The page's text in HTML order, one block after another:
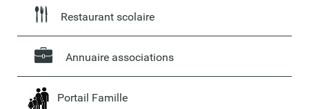
Restaurant scolaire
Annuaire associations
Portail Famille